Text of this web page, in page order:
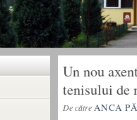
Un nou
tenisului de
De cătreANCA